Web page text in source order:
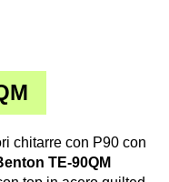
chitarre con P90 con
TE-90QM